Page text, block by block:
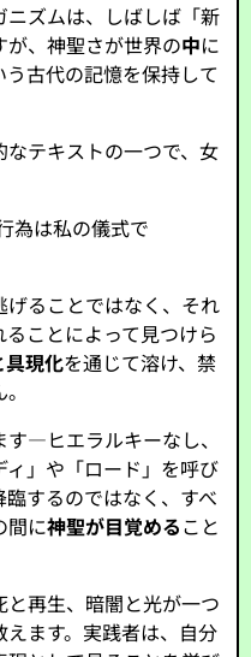
ニズムは、しばしば「新
が、神聖さが世界の中に
古代の記憶を保持して
テキストの一つで、女
為は私の儀式で
ることではなく、それ
ことによって見つけら
具現化を通じて溶け、禁
—ヒエラルキーなし、
」や「ロード」を呼び
するのではなく、すべ
間に神聖が目覚めること
再生、暗闇と光が一つ
ます。実践者は、自分